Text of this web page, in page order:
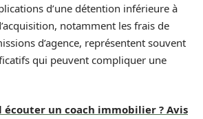
d’une détention inférieure à
notamment les frais de
d’agence, représentent souvent
qui peuvent compliquer une
écouter un coach immobilier ? Avis